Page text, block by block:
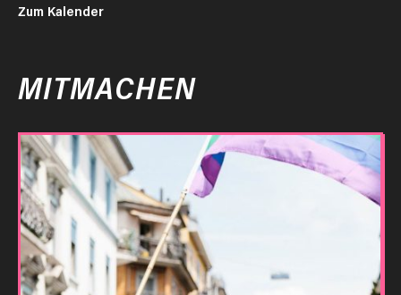
Zum Kalender
MITMACHEN